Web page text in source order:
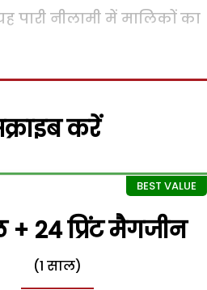
पारी नीलामी में मालिकों का
करें
+ 24 प्रिंट मैगजीन
(1 साल)